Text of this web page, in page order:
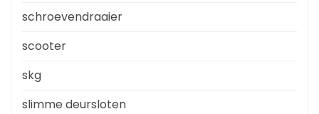
schroevendraaier
scooter
skg
slimme deursloten